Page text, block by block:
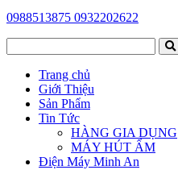
0988513875 0932202622
Trang chủ
Giới Thiệu
Sản Phẩm
Tin Tức
HÀNG GIA DỤNG
MÁY HÚT ẨM
Điện Máy Minh An